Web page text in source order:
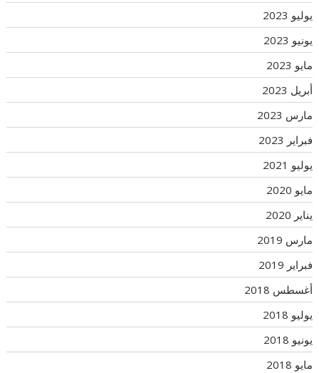
يوليو 2023
يونيو 2023
مايو 2023
أبريل 2023
مارس 2023
فبراير 2023
يوليو 2021
مايو 2020
يناير 2020
مارس 2019
فبراير 2019
أغسطس 2018
يوليو 2018
يونيو 2018
مايو 2018